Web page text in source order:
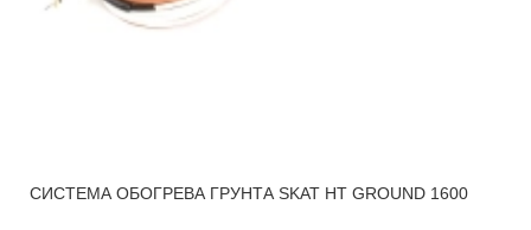
СИСТЕМА ОБОГРЕВА ГРУНТА SKAT HT GROUND 1600